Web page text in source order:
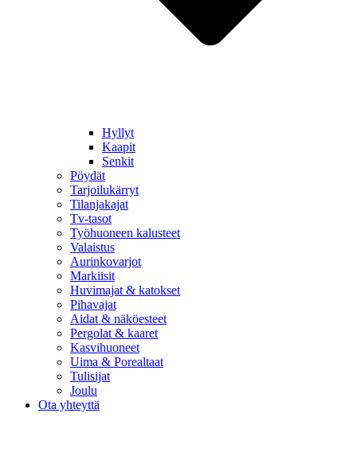
Hyllyt
Kaapit
Senkit
Pöydät
Tarjoilukärryt
Tilanjakajat
Tv-tasot
Työhuoneen kalusteet
Valaistus
Aurinkovarjot
Markiisit
Huvimajat & katokset
Pihavajat
Aidat & näköesteet
Pergolat & kaaret
Kasvihuoneet
Uima & Porealtaat
Tulisijat
Joulu
Ota yhteyttä